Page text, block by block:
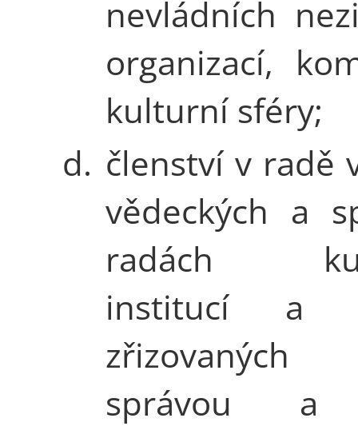
nevládních
organizací,
kulturní sféry;
d. členství v radě
vědeckých a
radách
institucí a
správou a